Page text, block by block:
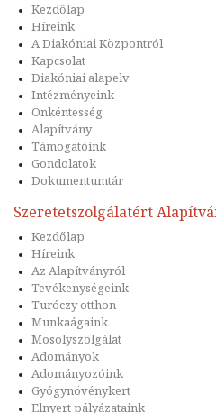
Kezdőlap
Híreink
A Diakóniai Központról
Kapcsolat
Diakóniai alapelv
Intézményeink
Önkéntesség
Alapítvány
Támogatóink
Gondolatok
Dokumentumtár
Szeretetszolgálatért
Kezdőlap
Híreink
Az Alapítványról
Tevékenységeink
Turóczy otthon
Munkaágaink
Mosolyszolgálat
Adományok
Adományozóink
Gyógynövénykert
Elnyert pályázataink